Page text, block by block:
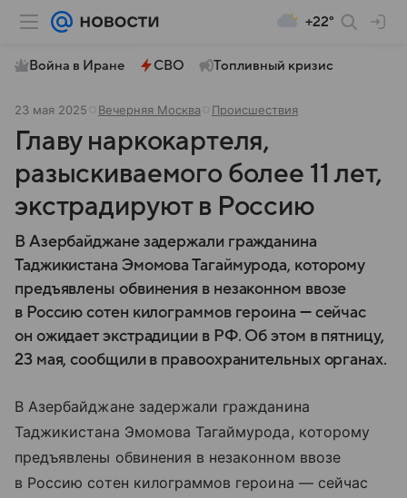
+22°
Война в Иране СВО Топливный кризис
23 мая 2025 Вечерняя Москва Происшествия
Главу наркокартеля,
разыскиваемого более 11 лет,
экстрадируют в Россию
В Азербайджане задержали гражданина
Таджикистана Эмомова Тагаймурода, которому
предъявлены обвинения в незаконном ввозе
в Россию сотен килограммов героина — сейчас
он ожидает экстрадиции в РФ. Об этом в пятницу,
23 мая, сообщили в правоохранительных органах.
В Азербайджане задержали гражданина
Таджикистана Эмомова Тагаймурода, которому
предъявлены обвинения в незаконном ввозе
в Россию сотен килограммов героина — сейчас